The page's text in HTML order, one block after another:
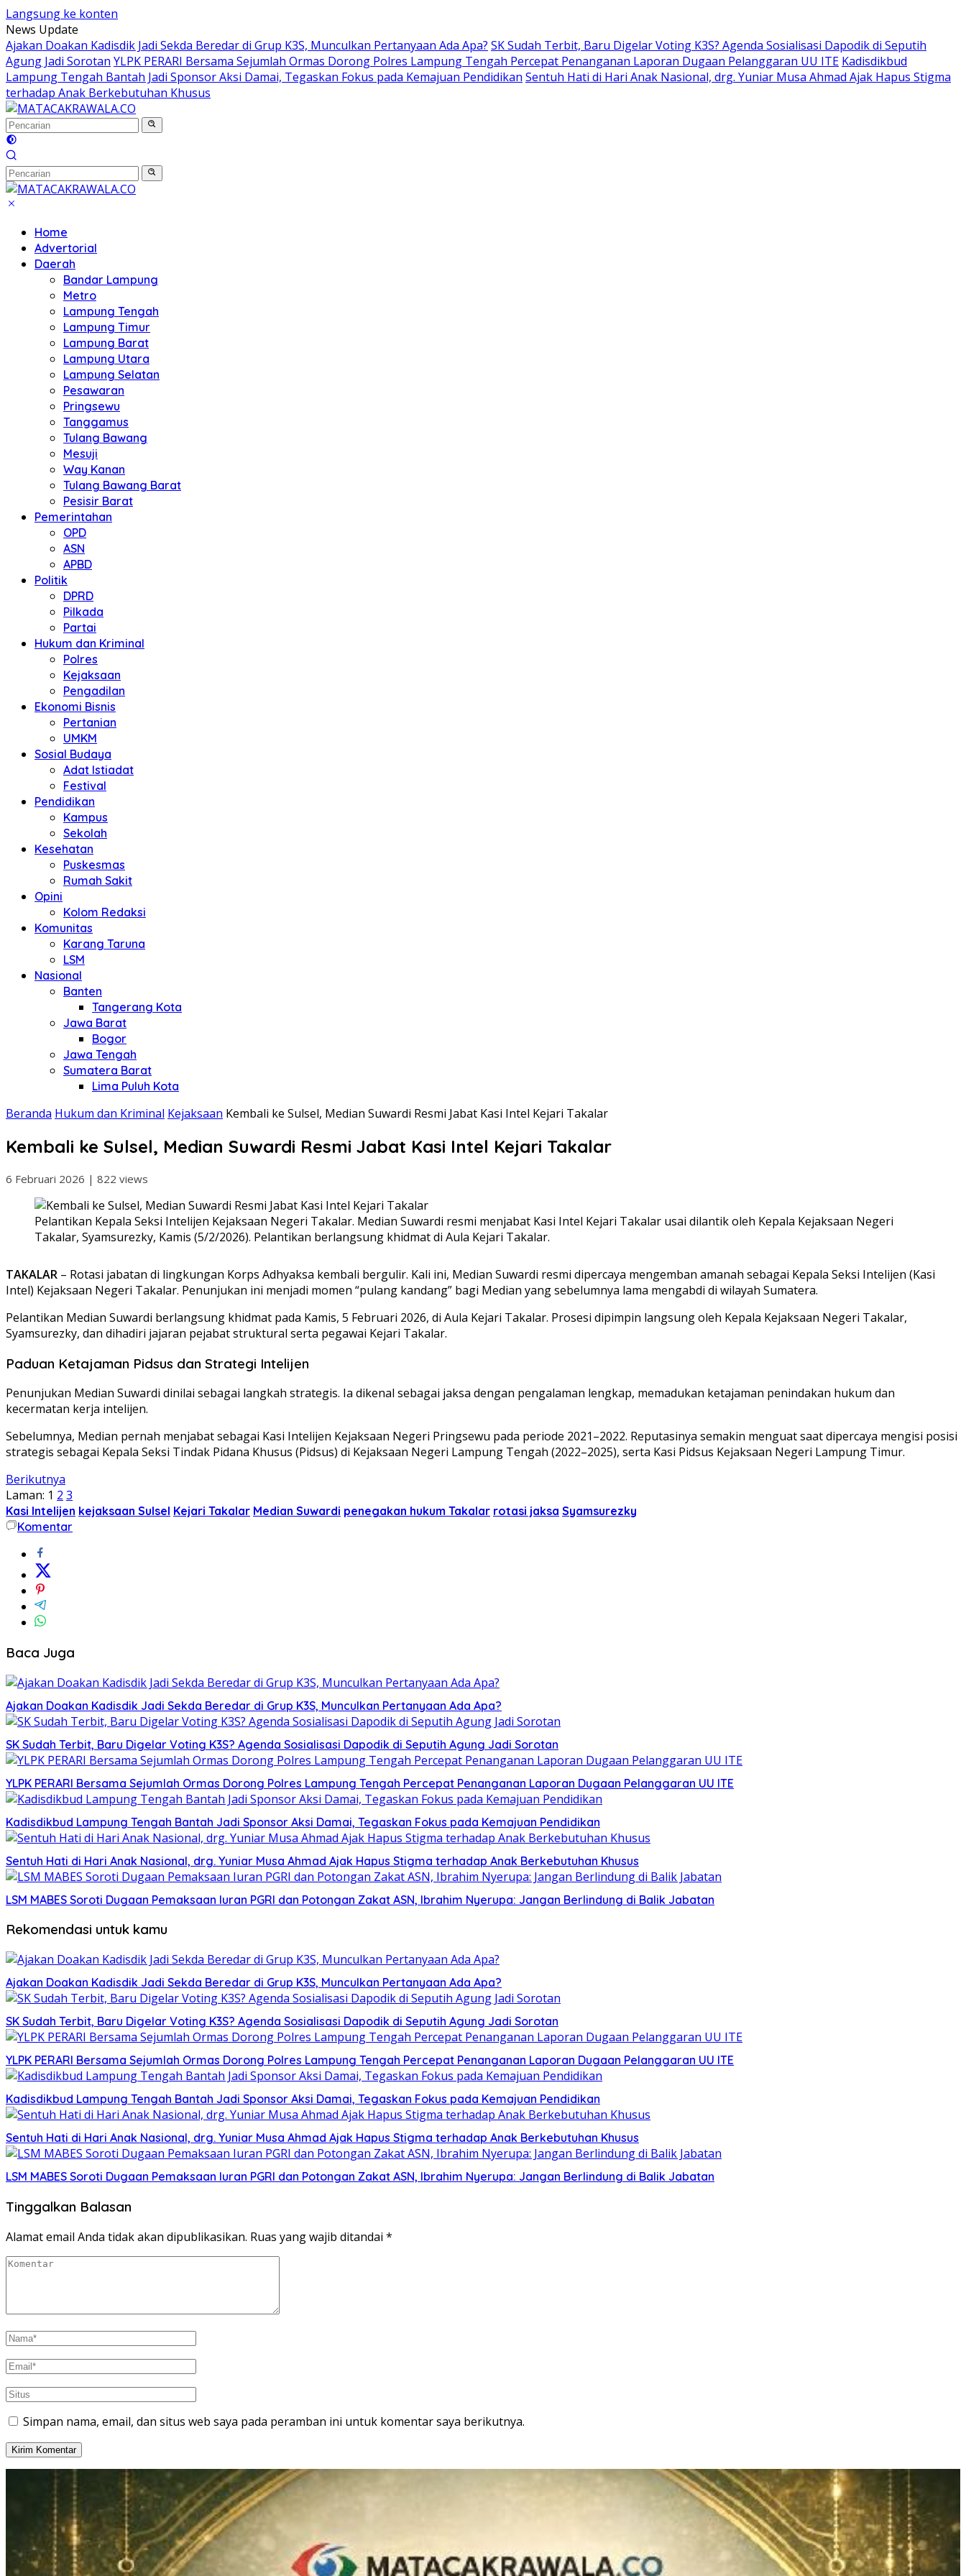
Langsung ke konten
News Update
Ajakan Doakan Kadisdik Jadi Sekda Beredar di Grup K3S, Munculkan Pertanyaan Ada Apa? SK Sudah Terbit, Baru Digelar Voting K3S? Agenda Sosialisasi Dapodik di Seputih
Agung Jadi Sorotan YLPK PERARI Bersama Sejumlah Ormas Dorong Polres Lampung Tengah Percepat Penanganan Laporan Dugaan Pelanggaran UU ITE Kadisdikbud
Lampung Tengah Bantah Jadi Sponsor Aksi Damai, Tegaskan Fokus pada Kemajuan Pendidikan Sentuh Hati di Hari Anak Nasional, drg. Yuniar Musa Ahmad Ajak Hapus Stigma
terhadap Anak Berkebutuhan Khusus
Home
Advertorial
Daerah
Bandar Lampung
Metro
Lampung Tengah
Lampung Timur
Lampung Barat
Lampung Utara
Lampung Selatan
Pesawaran
Pringsewu
Tanggamus
Tulang Bawang
Mesuji
Way Kanan
Tulang Bawang Barat
Pesisir Barat
Pemerintahan
OPD
ASN
APBD
Politik
DPRD
Pilkada
Partai
Hukum dan Kriminal
Polres
Kejaksaan
Pengadilan
Ekonomi Bisnis
Pertanian
UMKM
Sosial Budaya
Adat Istiadat
Festival
Pendidikan
Kampus
Sekolah
Kesehatan
Puskesmas
Rumah Sakit
Opini
Kolom Redaksi
Komunitas
Karang Taruna
LSM
Nasional
Banten
Tangerang Kota
Jawa Barat
Bogor
Jawa Tengah
Sumatera Barat
Lima Puluh Kota
Beranda Hukum dan Kriminal Kejaksaan Kembali ke Sulsel, Median Suwardi Resmi Jabat Kasi Intel Kejari Takalar
Kembali ke Sulsel, Median Suwardi Resmi Jabat Kasi Intel Kejari Takalar
6 Februari 2026 | 822 views
Pelantikan Kepala Seksi Intelijen Kejaksaan Negeri Takalar. Median Suwardi resmi menjabat Kasi Intel Kejari Takalar usai dilantik oleh Kepala Kejaksaan Negeri
Takalar, Syamsurezky, Kamis (5/2/2026). Pelantikan berlangsung khidmat di Aula Kejari Takalar.
TAKALAR – Rotasi jabatan di lingkungan Korps Adhyaksa kembali bergulir. Kali ini, Median Suwardi resmi dipercaya mengemban amanah sebagai Kepala Seksi Intelijen (Kasi
Intel) Kejaksaan Negeri Takalar. Penunjukan ini menjadi momen “pulang kandang” bagi Median yang sebelumnya lama mengabdi di wilayah Sumatera.
Pelantikan Median Suwardi berlangsung khidmat pada Kamis, 5 Februari 2026, di Aula Kejari Takalar. Prosesi dipimpin langsung oleh Kepala Kejaksaan Negeri Takalar,
Syamsurezky, dan dihadiri jajaran pejabat struktural serta pegawai Kejari Takalar.
Paduan Ketajaman Pidsus dan Strategi Intelijen
Penunjukan Median Suwardi dinilai sebagai langkah strategis. Ia dikenal sebagai jaksa dengan pengalaman lengkap, memadukan ketajaman penindakan hukum dan
kecermatan kerja intelijen.
Sebelumnya, Median pernah menjabat sebagai Kasi Intelijen Kejaksaan Negeri Pringsewu pada periode 2021–2022. Reputasinya semakin menguat saat dipercaya mengisi posisi
strategis sebagai Kepala Seksi Tindak Pidana Khusus (Pidsus) di Kejaksaan Negeri Lampung Tengah (2022–2025), serta Kasi Pidsus Kejaksaan Negeri Lampung Timur.
Berikutnya
Laman: 1 2 3
Kasi Intelijen kejaksaan Sulsel Kejari Takalar Median Suwardi penegakan hukum Takalar rotasi jaksa Syamsurezky
Komentar
Baca Juga
Ajakan Doakan Kadisdik Jadi Sekda Beredar di Grup K3S, Munculkan Pertanyaan Ada Apa?
SK Sudah Terbit, Baru Digelar Voting K3S? Agenda Sosialisasi Dapodik di Seputih Agung Jadi Sorotan
YLPK PERARI Bersama Sejumlah Ormas Dorong Polres Lampung Tengah Percepat Penanganan Laporan Dugaan Pelanggaran UU ITE
Kadisdikbud Lampung Tengah Bantah Jadi Sponsor Aksi Damai, Tegaskan Fokus pada Kemajuan Pendidikan
Sentuh Hati di Hari Anak Nasional, drg. Yuniar Musa Ahmad Ajak Hapus Stigma terhadap Anak Berkebutuhan Khusus
LSM MABES Soroti Dugaan Pemaksaan Iuran PGRI dan Potongan Zakat ASN, Ibrahim Nyerupa: Jangan Berlindung di Balik Jabatan
Rekomendasi untuk kamu
Ajakan Doakan Kadisdik Jadi Sekda Beredar di Grup K3S, Munculkan Pertanyaan Ada Apa?
SK Sudah Terbit, Baru Digelar Voting K3S? Agenda Sosialisasi Dapodik di Seputih Agung Jadi Sorotan
YLPK PERARI Bersama Sejumlah Ormas Dorong Polres Lampung Tengah Percepat Penanganan Laporan Dugaan Pelanggaran UU ITE
Kadisdikbud Lampung Tengah Bantah Jadi Sponsor Aksi Damai, Tegaskan Fokus pada Kemajuan Pendidikan
Sentuh Hati di Hari Anak Nasional, drg. Yuniar Musa Ahmad Ajak Hapus Stigma terhadap Anak Berkebutuhan Khusus
LSM MABES Soroti Dugaan Pemaksaan Iuran PGRI dan Potongan Zakat ASN, Ibrahim Nyerupa: Jangan Berlindung di Balik Jabatan
Tinggalkan Balasan
Alamat email Anda tidak akan dipublikasikan. Ruas yang wajib ditandai *
Simpan nama, email, dan situs web saya pada peramban ini untuk komentar saya berikutnya.